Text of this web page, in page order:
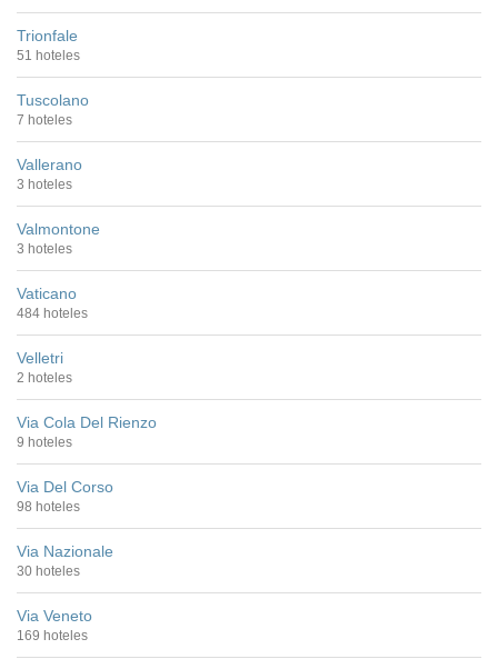
Trionfale
51 hoteles
Tuscolano
7 hoteles
Vallerano
3 hoteles
Valmontone
3 hoteles
Vaticano
484 hoteles
Velletri
2 hoteles
Via Cola Del Rienzo
9 hoteles
Via Del Corso
98 hoteles
Via Nazionale
30 hoteles
Via Veneto
169 hoteles